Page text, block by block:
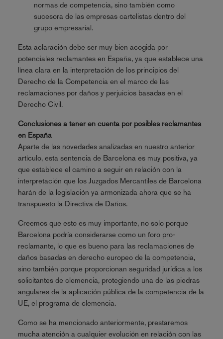
normas de competencia, sino también como
sucesora de las empresas cartelistas dentro del
grupo empresarial.
Esta aclaración debe ser muy bien acogida por
potenciales reclamantes en España, ya que establece una
línea clara en la interpretación de los principios del
Derecho de la Competencia en el marco de las
reclamaciones por daños y perjuicios basadas en el
Derecho Civil.
Conclusiones a tener en cuenta por posibles reclamantes
en España
Aparte de las novedades analizadas en nuestro anterior
artículo, esta sentencia de Barcelona es muy positiva, ya
que establece el camino a seguir en relación con la
interpretación que los Juzgados Mercantiles de Barcelona
harán de la legislación ya armonizada ahora que se ha
transpuesto la Directiva de Daños.
Creemos que esto es muy importante, no solo porque
Barcelona podría considerarse como un foro pro-
reclamante, lo que es bueno para las reclamaciones de
daños basadas en derecho europeo de la competencia,
sino también porque proporcionan seguridad jurídica a los
solicitantes de clemencia, protegiendo una de las piedras
angulares de la aplicación pública de la competencia de la
UE, el programa de clemencia.
Como se ha mencionado anteriormente, prestaremos
mucha atención a cualquier evolución en relación con las